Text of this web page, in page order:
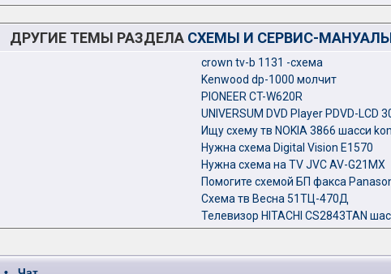
ДРУГИЕ ТЕМЫ РАЗДЕЛА СХЕМЫ И СЕРВИС-
crown tv-b 1131 -схема
Kenwood dp-1000 молчит
PIONEER CT-W620R
UNIVERSUM DVD Player PDVD-LCD
Ищу схему тв NOKIA 3866 шасси
Нужна схема Digital Vision E1570
Нужна схема на TV JVC AV-G21MX
Помогите схемой БП факса
Схема тв Весна 51ТЦ-470Д
Телевизор HITACHI CS2843TAN